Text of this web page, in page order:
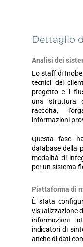
Dettaglio
Analisi dei
Lo staff di
tecnici del
progetto e i
una struttura
raccolta,
informazioni
Questa fase
database della
modalità di
per un sistema
Piattaforma di
È stata
visualizzazione
informazioni
indicatori di
anche di dati